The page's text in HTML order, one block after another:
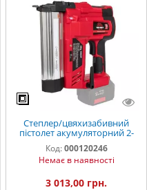
Степлер/цвяхизабивний
пістолет акумуляторний 2-
в-1 Vitals Master ANp 1850P
SmartLine
Код: 000120246
Немає в наявності
3 013,00 грн.